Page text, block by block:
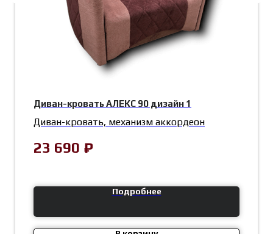
Диван-кровать АЛЕКС 90 дизайн 1
Диван-кровать, механизм аккордеон
23 690 ₽
Подробнее